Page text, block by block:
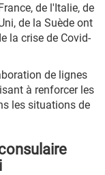
de l'Italie, de
de la Suède ont
la crise de Covid-
de lignes
à renforcer les
les situations de